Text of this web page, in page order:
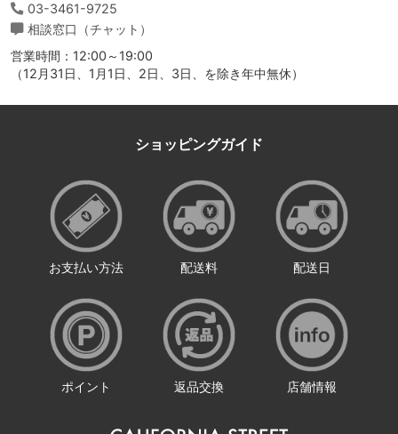
03-3461-9725
相談窓口（チャット）
営業時間：12:00～19:00
（12月31日、1月1日、2日、3日、を除き年中無休）
ショッピングガイド
お支払い方法 配送料 配送日
ポイント 返品交換 店舗情報